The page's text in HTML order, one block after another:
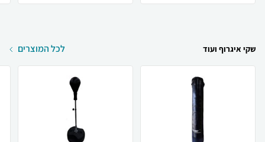
שקי איגרוף ועוד לכל המוצרים